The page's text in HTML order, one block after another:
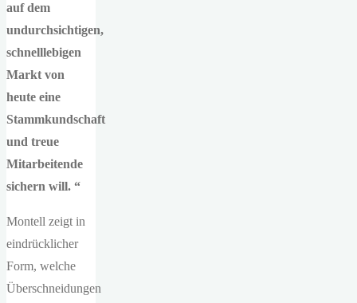
auf dem
undurchsichtigen,
schnelllebigen
Markt von
heute eine
Stammkundschaft
und treue
Mitarbeitende
sichern will. “
Montell zeigt in
eindrücklicher
Form, welche
Überschneidungen